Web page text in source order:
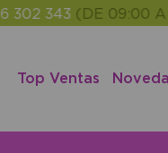
343 (DE 09:00 A
Top Ventas